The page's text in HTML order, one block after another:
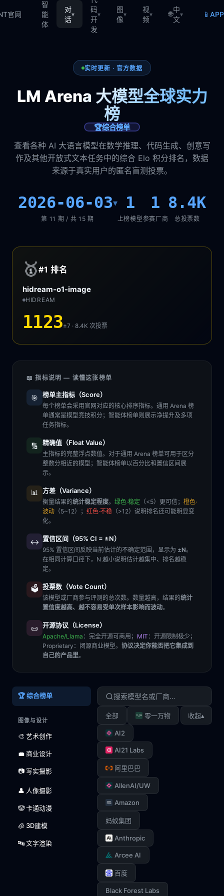
官网
智
能
体
对
话
▾
码
开
发
▾
图
像
▾
视
频
▾ 🌐
中
文
▾ 📱
实时更新 · 官方数据
LM Arena 大模型全球实力
榜
🏆综合榜单
查看各种 AI 大语言模型在数学推理、代码生成、创意写
作及其他开放式文本任务中的综合 Elo 积分排名，数据
来源于真实用户的匿名盲测投票。
2026-06-03▾
第 11 期 / 共 15 期
1
上榜模型
1
参赛厂商
8.4K
总投票数
🥇 #1排名
hidream-o1-image
HIDREAM
1123±7 · 8.4K次投票
📖 指标说明 — 读懂这张榜单
🎯 榜单主指标（Score）
每个榜单会采用官网对应的核心排序指标。通用 Arena 榜
单通常是模型竞技积分；智能体榜单则展示净提升及多项
任务指标。
🔢 精确值（Float Value）
主指标的完整浮点数值。对于通用 Arena 榜单可用于区分
整数分相近的模型；智能体榜单以百分比和置信区间展
示。
📊 方差（Variance）
衡量结果的统计稳定程度。 绿色·稳定 （<5）更可信； 橙色·
波动 （5~12）； 红色·不稳 （>12）说明排名还可能明显变
化。
↔️ 置信区间（95% CI = ±N）
95% 置信区间反映当前估计的不确定范围，显示为 ±N。
在相同计算口径下，N 越小说明估计越集中、排名越稳
定。
🗳️ 投票数（Vote Count）
该模型或厂商参与评测的总次数。数量越高，结果的统计
置信度越高、越不容易受单次样本影响而波动。
📜 开源协议（License）
Apache/Llama ：完全开源可商用； MIT ：开源限制极少；
Proprietary ：闭源商业模型。 协议决定你能否把它集成到
自己的产品里。
🏆 综合榜单
图像与设计
🎨 艺术创作
💼 商业设计
📷 写实摄影
👤 人像摄影
🤡 卡通动漫
🧊 3D建模
🔤 文字渲染
全部 零一万物
AI2
AI21 Labs
阿里巴巴
AllenAI/UW
Amazon
蚂蚁集团
Anthropic
Arcee AI
百度
Black Forest Labs
收起▴